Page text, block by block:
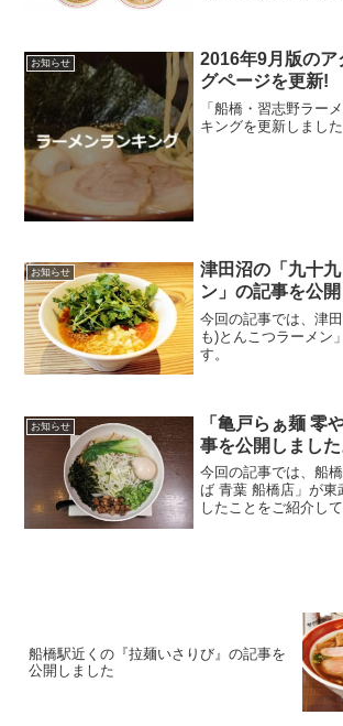
お知らせ
2016年9月版のア
グページを更新!
「船橋・習志野ラー
キングを更新しました
お知らせ
津田沼の「九十
ン」の記事を公開
今回の記事では、津
も)とんこつラーメン
す。
お知らせ
「亀戸らぁ麺 零
事を公開しました
今回の記事では、船
ば 青葉 船橋店」が東
したことをご紹介して
船橋駅近くの『拉麺いさりび』の記事を
公開しました